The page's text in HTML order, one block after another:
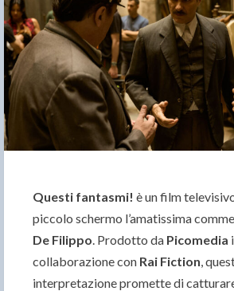
Questi fantasmi! è un film
piccolo schermo l’amatissima
De Filippo. Prodotto da Picomedia
collaborazione con Rai Fiction,
interpretazione promette di